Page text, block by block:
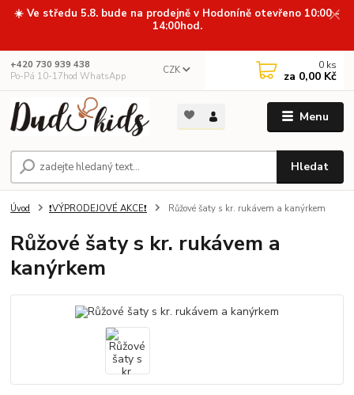
☀️ Ve středu 5.8. bude na prodejně v Hodoníně otevřeno 10:00 -
14:00hod.
Menu
CZK
Hledat
+420 730 939 438
Po-Pá 10-17hod WhatsApp
0 ks
za 0,00 Kč
Úvod ❗VÝPRODEJOVÉ AKCE❗ Růžové šaty s kr. rukávem a kanýrkem
Růžové šaty s kr. rukávem a
kanýrkem